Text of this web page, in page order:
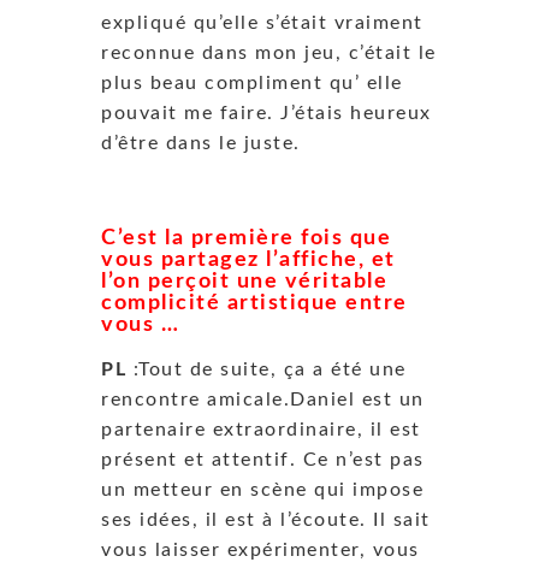
expliqué qu’elle s’était vraiment
reconnue dans mon jeu, c’était le
plus beau compliment qu’ elle
pouvait me faire. J’étais heureux
d’être dans le juste.
C’est la première fois que
vous partagez l’affiche, et
l’on perçoit une véritable
complicité artistique entre
vous …
PL :Tout de suite, ça a été une
rencontre amicale.Daniel est un
partenaire extraordinaire, il est
présent et attentif. Ce n’est pas
un metteur en scène qui impose
ses idées, il est à l’écoute. Il sait
vous laisser expérimenter, vous